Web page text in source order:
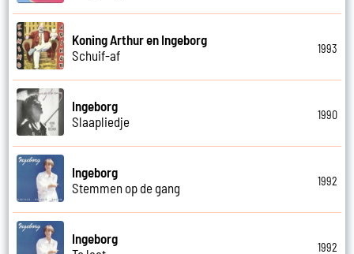
Koning Arthur en Ingeborg
Schuif-af
1993
Ingeborg
Slaapliedje
1990
Ingeborg
Stemmen op de gang
1992
Ingeborg
1992